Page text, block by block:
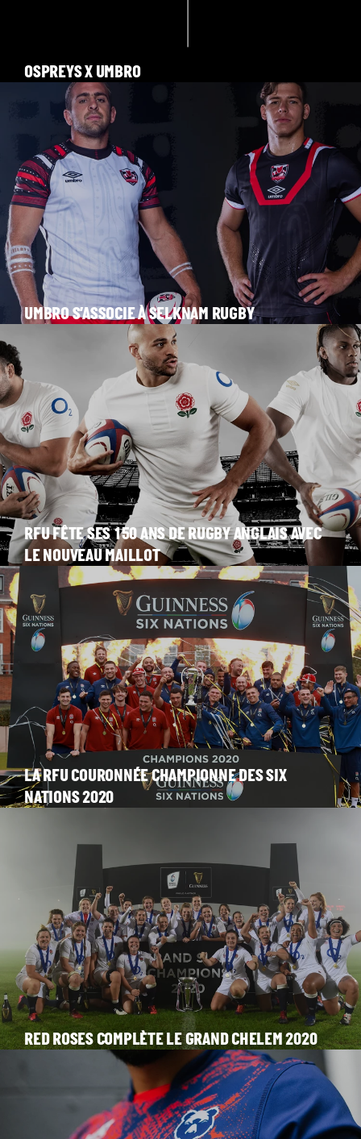
OSPREYS X UMBRO
UMBRO S’ASSOCIE À SELKNAM RUGBY
RFU FÊTE SES 150 ANS DE RUGBY ANGLAIS AVEC
LE NOUVEAU MAILLOT
LA RFU COURONNÉE CHAMPIONNE DES SIX
NATIONS 2020
RED ROSES COMPLÈTE LE GRAND CHELEM 2020